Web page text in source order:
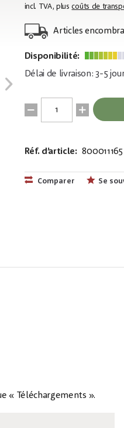
incl. TVA, pluscoûts de
Articles
Disponibilité:
Délai de livraison: 3-5
Réf. d’article: 800011165
Comparer Se
« Téléchargements ».